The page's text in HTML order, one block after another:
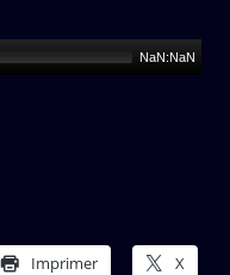
NaN:NaN
Imprimer X